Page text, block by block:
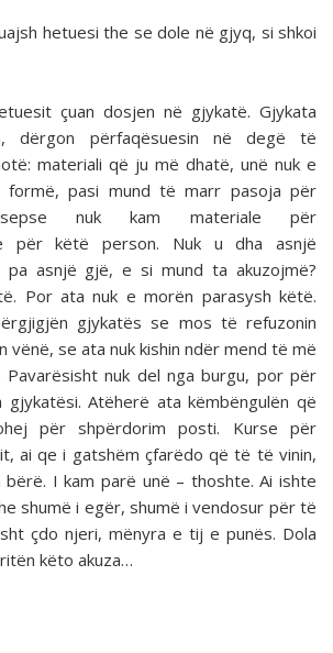
hetuesi the se dole në gjyq, si shkoi
çuan dosjen në gjykatë. Gjykata
dërgon përfaqësuesin në degë të
materiali që ju më dhatë, unë nuk e
formë, pasi mund të marr pasoja për
nuk kam materiale për
për këtë person. Nuk u dha asnjë
pa asnjë gjë, e si mund ta akuzojmë?
Por ata nuk e morën parasysh këtë.
gjykatës se mos të refuzonin
vënë, se ata nuk kishin ndër mend të më
Pavarësisht nuk del nga burgu, por për
Atëherë ata këmbëngulën që
për shpërdorim posti. Kurse për
ai qe i gatshëm çfarëdo që të të vinin,
I kam parë unë – thoshte. Ai ishte
shumë i egër, shumë i vendosur për të
çdo njeri, mënyra e tij e punës. Dola
këto akuza…